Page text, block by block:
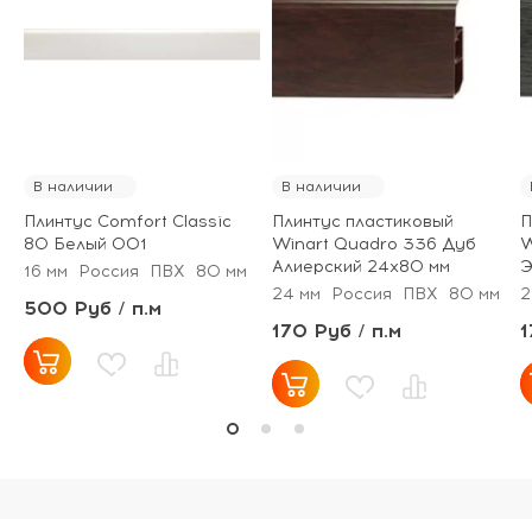
В наличии
Плинтус Comfort Classic
80 Белый 001
16 мм
Россия ПВХ 80 мм
500 Руб / п.м
В наличии
Плинтус пластиковый
Winart Quadro 336 Дуб
Алиерский 24х80 мм
24 мм
Россия ПВХ 80 мм
170 Руб / п.м